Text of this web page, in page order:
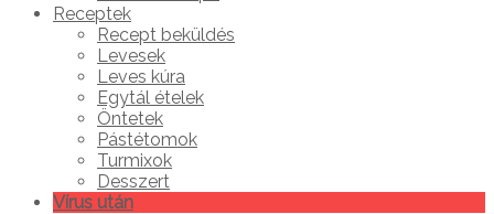
Receptek
Recept beküldés
Levesek
Leves kúra
Egytál ételek
Öntetek
Pástétomok
Turmixok
Desszert
Vírus után